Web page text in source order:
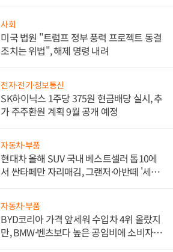
사회
미국 법원 "트럼프 정부 풍력 프로젝트 동결
조치는 위법", 해제 명령 내려
전자·전기·정보통신
SK하이닉스 1주당 375원 현금배당 실시, 추
가 주주환원 계획 9월 공개 예정
자동차·부품
현대차 올해 SUV 국내 베스트셀러 톱10에
서 싼타페만 자리매김, 그랜저·아반떼 '세단
자동차·부품
BYD코리아 가격 앞세워 수입차 4위 올랐지
만, BMW·벤츠보다 높은 공임비에 소비자